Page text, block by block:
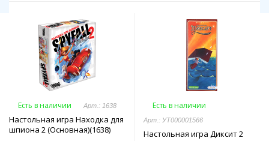
Есть в наличии Арт.: 1638
Настольная игра Находка для
шпиона 2 (Основная)(1638)
Есть в наличии
Арт.: УТ000001566
Настольная игра Диксит 2